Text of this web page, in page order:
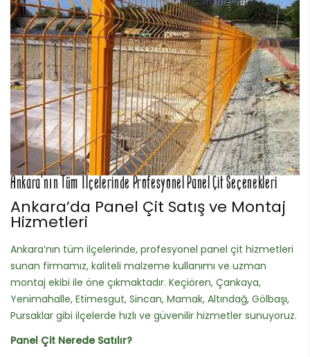
Ankara’nın Tüm İlçelerinde Profesyonel Panel Çit Seçenekleri
Ankara’da Panel Çit Satış ve Montaj
Hizmetleri
Ankara’nın tüm ilçelerinde, profesyonel panel çit hizmetleri
sunan firmamız, kaliteli malzeme kullanımı ve uzman
montaj ekibi ile öne çıkmaktadır. Keçiören, Çankaya,
Yenimahalle, Etimesgut, Sincan, Mamak, Altındağ, Gölbaşı,
Pursaklar gibi ilçelerde hızlı ve güvenilir hizmetler sunuyoruz.
Panel Çit Nerede Satılır?